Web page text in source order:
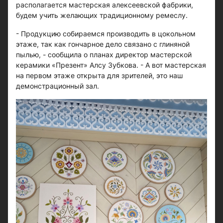
располагается мастерская алексеевской фабрики,
будем учить желающих традиционному ремеслу.
- Продукцию собираемся производить в цокольном
этаже, так как гончарное дело связано с глиняной
пылью, - сообщила о планах директор мастерской
керамики «Презент» Алсу Зубкова. - А вот мастерская
на первом этаже открыта для зрителей, это наш
демонстрационный зал.